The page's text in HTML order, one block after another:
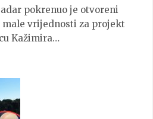
pokrenuo je otvoreni
male vrijednosti za projekt
Kažimira…